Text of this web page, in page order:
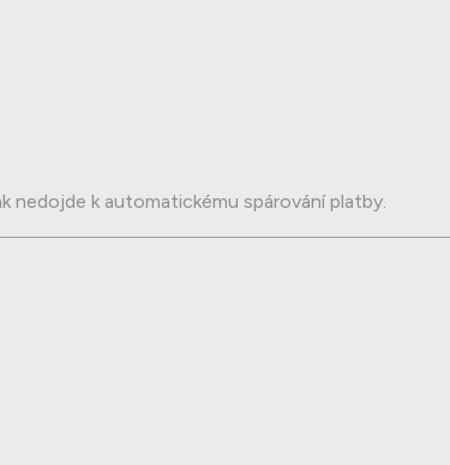
nedojde k automatickému spárování platby.